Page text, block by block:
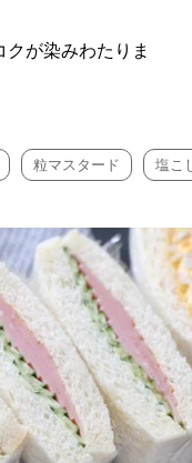
が染みわたりま
粒マスタード 塩こ